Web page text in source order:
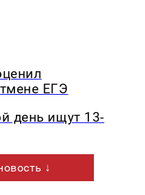
ЕГЭ
день ищут 13-
↓